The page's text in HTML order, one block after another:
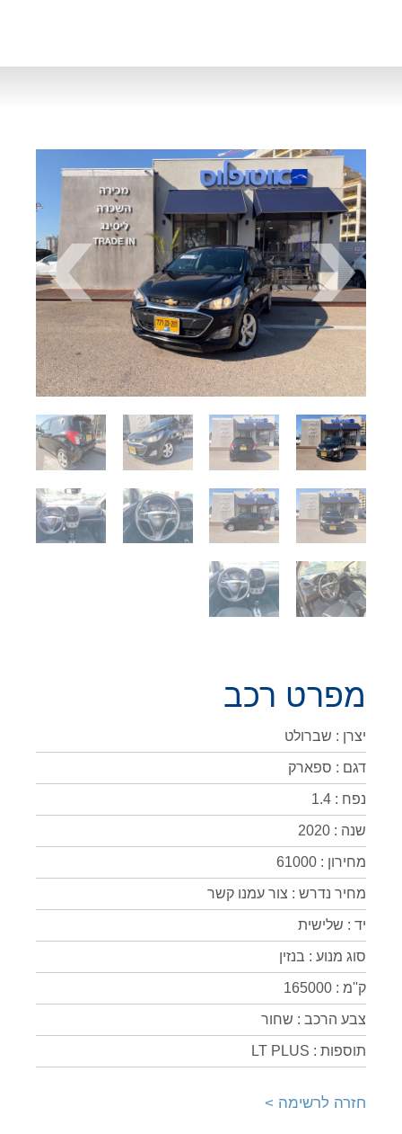
מפרט רכב
יצרן : שברולט
דגם : ספארק
נפח : 1.4
שנה : 2020
מחירון : 61000
מחיר נדרש : צור עמנו קשר
יד : שלישית
סוג מנוע : בנזין
ק''מ : 165000
צבע הרכב : שחור
תוספות : LT PLUS
חזרה לרשימה >